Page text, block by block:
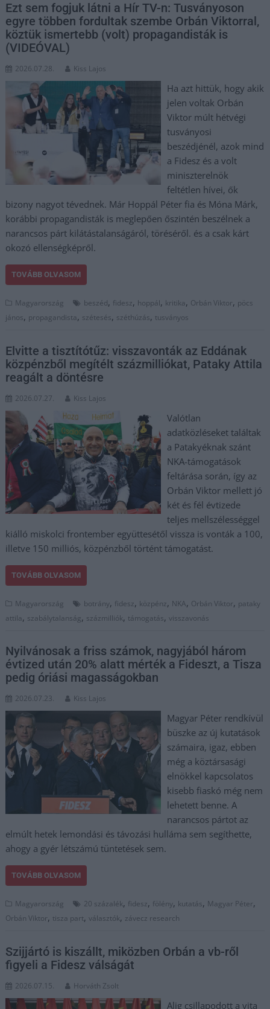
Ezt sem fogjuk látni a Hír TV-n: Tusványoson
egyre többen fordultak szembe Orbán Viktorral,
köztük ismertebb (volt) propagandisták is
(VIDEÓVAL)
2026.07.28. Kiss Lajos
Ha azt hittük, hogy akik
jelen voltak Orbán
Viktor múlt hétvégi
tusványosi
beszédjénél, azok mind
a Fidesz és a volt
miniszterelnök
feltétlen hívei, ők
bizony nagyot tévednek. Már Hoppál Péter fia és Móna Márk,
korábbi propagandisták is meglepően őszintén beszélnek a
narancsos párt kilátástalanságáról, töréséről. és a csak kárt
okozó ellenségképről.
TOVÁBB OLVASOM
Magyarország beszéd, fidesz, hoppál, kritika, Orbán Viktor, pöcs
jános, propagandista, szétesés, széthúzás, tusványos
Elvitte a tisztítótűz: visszavonták az Eddának
közpénzből megítélt százmilliókat, Pataky Attila
reagált a döntésre
2026.07.27. Kiss Lajos
Valótlan
adatközléseket találtak
a Patakyéknak szánt
NKA-támogatások
feltárása során, így az
Orbán Viktor mellett jó
két és fél évtizede
teljes mellszélességgel
kiálló miskolci frontember együttesétől vissza is vonták a 100,
illetve 150 milliós, közpénzből történt támogatást.
TOVÁBB OLVASOM
Magyarország botrány, fidesz, közpénz, NKA, Orbán Viktor, pataky
attila, szabálytalanság, százmilliók, támogatás,visszavonás
Nyilvánosak a friss számok, nagyjából három
évtized után 20% alatt mérték a Fideszt, a Tisza
pedig óriási magasságokban
2026.07.23. Kiss Lajos
Magyar Péter rendkívül
büszke az új kutatások
számaira, igaz, ebben
még a köztársasági
elnökkel kapcsolatos
kisebb fiaskó még nem
lehetett benne. A
narancsos pártot az
elmúlt hetek lemondási és távozási hulláma sem segíthette,
ahogy a gyér létszámú tüntetések sem.
TOVÁBB OLVASOM
Magyarország 20 százalék, fidesz, fölény, kutatás, Magyar Péter,
Orbán Viktor, tisza part,választók, závecz research
Szijjártó is kiszállt, miközben Orbán a vb-ről
figyeli a Fidesz válságát
2026.07.15. Horváth Zsolt
Alig csillapodott a vita